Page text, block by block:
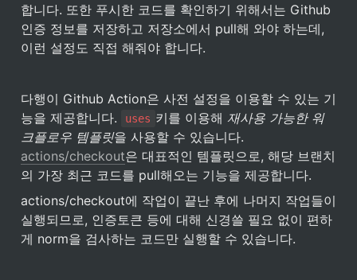
합니다. 또한 푸시한 코드를 확인하기 위해서는 Github
인증 정보를 저장하고 저장소에서 pull해 와야 하는데,
이런 설정도 직접 해줘야 합니다.
다행이 Github Action은 사전 설정을 이용할 수 있는 기
능을 제공합니다.
uses 키를 이용해 재사용 가능한 워
크플로우 템플릿
actions/checkout은 대표적인 템플릿으로, 해당 브랜치
의 가장 최근 코드를 pull해오는 기능을 제공합니다.
actions/checkout에 작업이 끝난 후에 나머지 작업들이
실행되므로, 인증토큰 등에 대해 신경쓸 필요 없이 편하
게 norm을 검사하는 코드만 실행할 수 있습니다.